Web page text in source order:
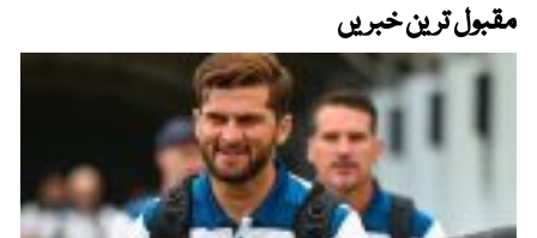
مقبول ترین خبریں